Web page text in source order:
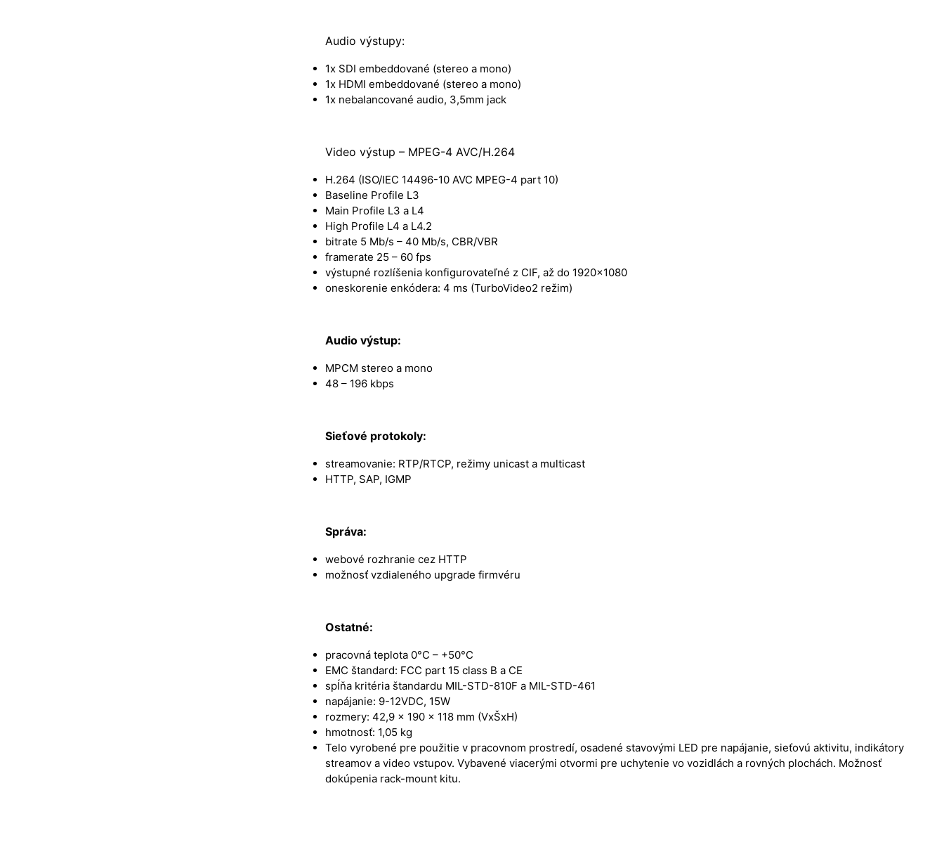
Audio výstupy:
1x SDI embeddované (stereo a mono)
1x HDMI embeddované (stereo a mono)
1x nebalancované audio, 3,5mm jack
Video výstup – MPEG-4 AVC/H.264
H.264 (ISO/IEC 14496-10 AVC MPEG-4 part 10)
Baseline Profile L3
Main Profile L3 a L4
High Profile L4 a L4.2
bitrate 5 Mb/s – 40 Mb/s, CBR/VBR
framerate 25 – 60 fps
výstupné rozlíšenia konfigurovateľné z CIF, až do 1920×1080
oneskorenie enkódera: 4 ms (TurboVideo2 režim)
Audio výstup:
MPCM stereo a mono
48 – 196 kbps
Sieťové protokoly:
streamovanie: RTP/RTCP, režimy unicast a multicast
HTTP, SAP, IGMP
Správa:
webové rozhranie cez HTTP
možnosť vzdialeného upgrade firmvéru
Ostatné:
pracovná teplota 0°C – +50°C
EMC štandard: FCC part 15 class B a CE
spĺňa kritéria štandardu MIL-STD-810F a MIL-STD-461
napájanie: 9-12VDC, 15W
rozmery: 42,9 x 190 x 118 mm (VxŠxH)
hmotnosť: 1,05 kg
Telo vyrobené pre použitie v pracovnom prostredí, osadené stavovými LED pre napájanie, sieťovú aktivitu, indikátory
streamov a video vstupov. Vybavené viacerými otvormi pre uchytenie vo vozidlách a rovných plochách. Možnosť
dokúpenia rack-mount kitu.